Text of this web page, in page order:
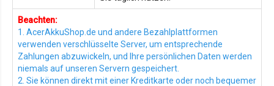
Beachten:
1. AcerAkkuShop.de und andere Bezahlplattformen
verwenden verschlüsselte Server, um entsprechende
Zahlungen abzuwickeln, und Ihre persönlichen Daten werden
niemals auf unseren Servern gespeichert.
2. Sie können direkt mit einer Kreditkarte oder noch bequemer